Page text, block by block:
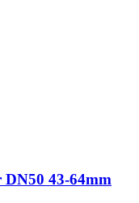
DN50 43-64mm